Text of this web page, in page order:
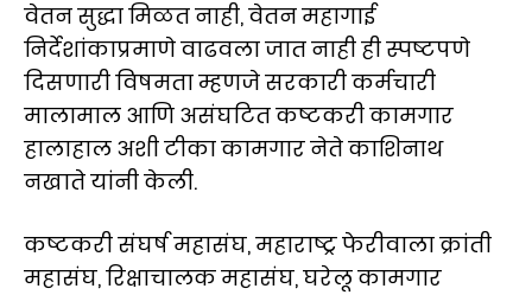
वेतन सुद्धा मिळत नाही, वेतन महागाई
निर्देशांकाप्रमाणे वाढवला जात नाही ही स्पष्टपणे
दिसणारी विषमता म्हणजे सरकारी कर्मचारी
मालामाल आणि असंघटित कष्टकरी कामगार
हालाहाल अशी टीका कामगार नेते काशिनाथ
नखाते यांनी केली.
कष्टकरी संघर्ष महासंघ, महाराष्ट्र फेरीवाला क्रांती
महासंघ, रिक्षाचालक महासंघ, घरेलू कामगार